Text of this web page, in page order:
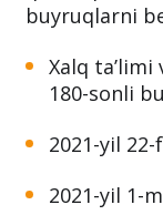
buyruqlarni
Xalq
180-sonli
2021-yil
2021-yil 1-